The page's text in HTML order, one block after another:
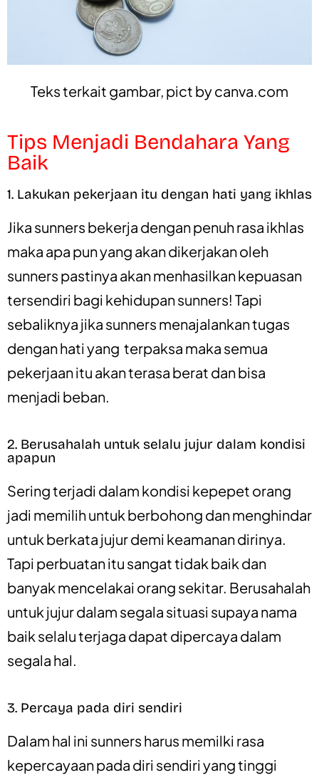
Teks terkait gambar, pict bycanva.com
Tips Menjadi Bendahara Yang
Baik
1. Lakukan pekerjaan itu dengan hati yang ikhlas
Jika sunners bekerja dengan penuh rasa ikhlas
maka apa pun yang akan dikerjakan oleh
sunners pastinya akan menhasilkan kepuasan
tersendiri bagi kehidupan sunners! Tapi
sebaliknya jika sunners menajalankan tugas
dengan hati yang terpaksa maka semua
pekerjaan itu akan terasa berat dan bisa
menjadi beban.
2. Berusahalah untuk selalu jujur dalam kondisi
apapun
Sering terjadi dalam kondisi kepepet orang
jadi memilih untuk berbohong dan menghindar
untuk berkata jujur demi keamanan dirinya.
Tapi perbuatan itu sangat tidak baik dan
banyak mencelakai orang sekitar. Berusahalah
untuk jujur dalam segala situasi supaya nama
baik selalu terjaga dapat dipercaya dalam
segala hal.
3. Percaya pada diri sendiri
Dalam hal ini sunners harus memilki rasa
kepercayaan pada diri sendiri yang tinggi